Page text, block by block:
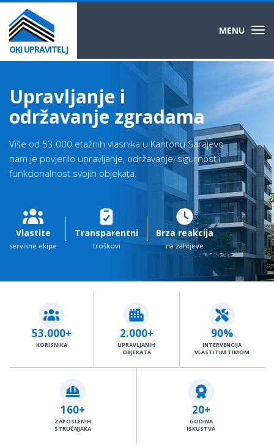
OKI UPRAVITELJ
MENU
Upravljanje i
održavanje zgradama
Više od 53.000 etažnih vlasnika u Kantonu Sarajevo
nam je povjerilo upravljanje, održavanje, sigurnost i
funkcionalnost svojih objekata.
Vlastite
servisne ekipe
Transparentni
troškovi
Brza reakcija
na zahtjeve
53.000+
KORISNIKA
2.000+
UPRAVLJANIH
OBJEKATA
90%
INTERVENCIJA
VLASTITIM TIMOM
160+
ZAPOSLENIH
STRUČNJAKA
20+
GODINA
ISKUSTVA